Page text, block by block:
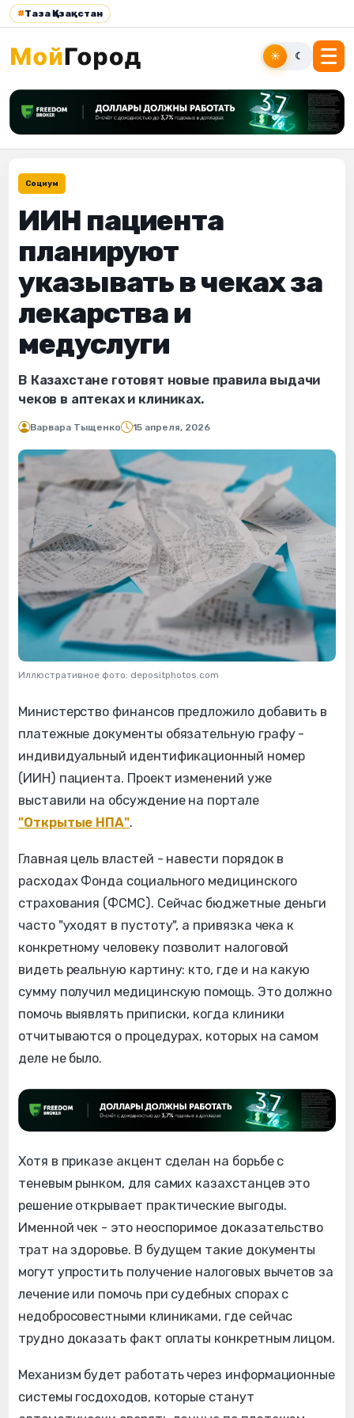
#Таза Қазақстан
☀ ☾
Социум
ИИН пациента
планируют
указывать в чеках за
лекарства и
медуслуги
В Казахстане готовят новые правила выдачи
чеков в аптеках и клиниках.
Варвара Тыщенко 15 апреля, 2026
Иллюстративное фото: depositphotos.com
Министерство финансов предложило добавить в
платежные документы обязательную графу -
индивидуальный идентификационный номер
(ИИН) пациента. Проект изменений уже
выставили на обсуждение на портале
"Открытые НПА".
Главная цель властей - навести порядок в
расходах Фонда социального медицинского
страхования (ФСМС). Сейчас бюджетные деньги
часто "уходят в пустоту", а привязка чека к
конкретному человеку позволит налоговой
видеть реальную картину: кто, где и на какую
сумму получил медицинскую помощь. Это должно
помочь выявлять приписки, когда клиники
отчитываются о процедурах, которых на самом
деле не было.
Хотя в приказе акцент сделан на борьбе с
теневым рынком, для самих казахстанцев это
решение открывает практические выгоды.
Именной чек - это неоспоримое доказательство
трат на здоровье. В будущем такие документы
могут упростить получение налоговых вычетов за
лечение или помочь при судебных спорах с
недобросовестными клиниками, где сейчас
трудно доказать факт оплаты конкретным лицом.
Механизм будет работать через информационные
системы госдоходов, которые станут